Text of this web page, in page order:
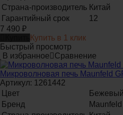
Страна-производитель Китай
Гарантийный срок
12
7 490 ₽
Купить в 1 клик
Быстрый просмотр
В избранное
Сравнение
Микроволновая печь Maunfeld
Артикул: 1261442
Цвет
Бежевый
Бренд
Maunfeld